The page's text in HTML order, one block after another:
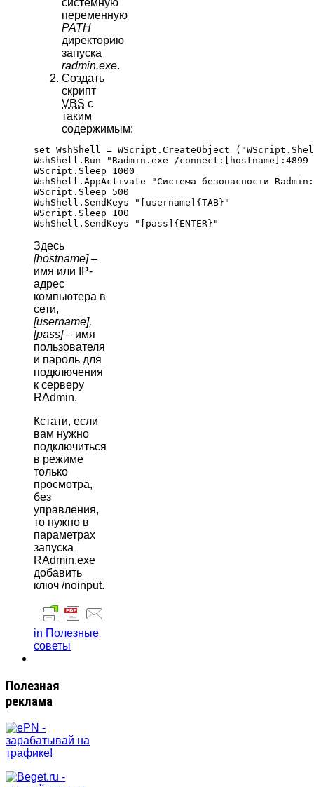
системную
переменную
PATH
директорию
запуска
radmin.exe.
Создать
скрипт
VBS с
таким
содержимым:
set WshShell = WScript.CreateObject
WshShell.Run "Radmin.exe /
WScript.Sleep 1000
WshShell.AppActivate "Система безопасности
WScript.Sleep 500
WshShell.SendKeys "[username]{TAB}"
WScript.Sleep 100
Здесь
[hostname]–
имя или IP-
адрес
компьютера в
сети,
[username],
[pass]– имя
пользователя
и пароль для
подключения
к серверу
RAdmin.
Кстати, если
вам нужно
подключиться
в режиме
только
просмотра,
без
управления,
то нужно в
параметрах
запуска
RAdmin.exe
добавить
ключ /noinput.
in Полезные
советы
Полезная
реклама